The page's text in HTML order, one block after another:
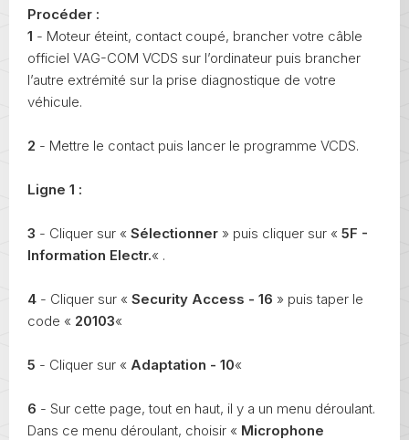
Procéder :
1 - Moteur éteint, contact coupé, brancher votre câble
officiel VAG-COM VCDS sur l’ordinateur puis brancher
l’autre extrémité sur la prise diagnostique de votre
véhicule.
2 - Mettre le contact puis lancer le programme VCDS.
Ligne 1 :
3 - Cliquer sur « Sélectionner » puis cliquer sur « 5F -
Information Electr.« .
4 - Cliquer sur « Security Access - 16 » puis taper le
code « 20103«
5 - Cliquer sur « Adaptation - 10«
6 - Sur cette page, tout en haut, il y a un menu déroulant.
Dans ce menu déroulant, choisir « Microphone